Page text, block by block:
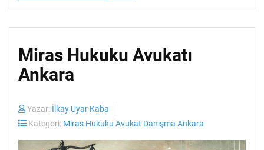
Miras Hukuku Avukatı
Ankara
Yazar: İlkay Uyar Kaba
Kategori: Miras Hukuku Avukat Danışma Ankara